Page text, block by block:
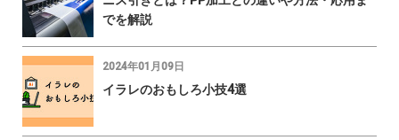
でを解説
2024年01月09日
イラレのおもしろ小技4選